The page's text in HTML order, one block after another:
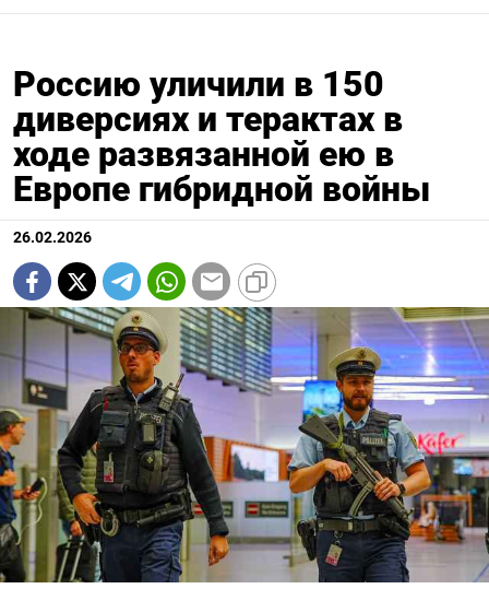
Россию уличили в 150
диверсиях и терактах в
ходе развязанной ею в
Европе гибридной войны
26.02.2026